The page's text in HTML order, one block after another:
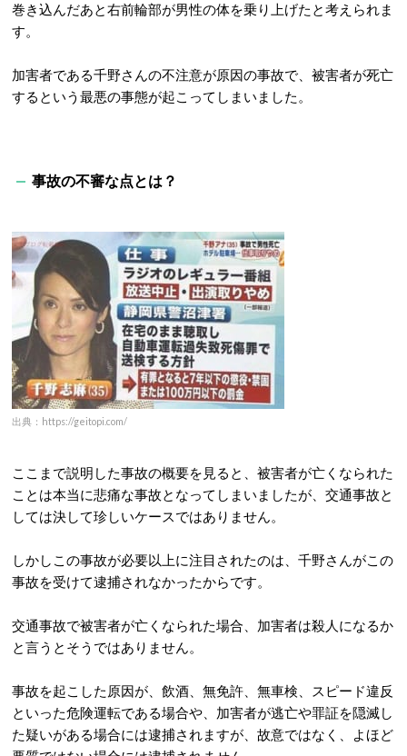
巻き込んだあと右前輪部が男性の体を乗り上げたと考えられま
す。
加害者である千野さんの不注意が原因の事故で、被害者が死亡
するという最悪の事態が起こってしまいました。
事故の不審な点とは？
出典：https://geitopi.com/
ここまで説明した事故の概要を見ると、被害者が亡くなられた
ことは本当に悲痛な事故となってしまいましたが、交通事故と
しては決して珍しいケースではありません。
しかしこの事故が必要以上に注目されたのは、千野さんがこの
事故を受けて逮捕されなかったからです。
交通事故で被害者が亡くなられた場合、加害者は殺人になるか
と言うとそうではありません。
事故を起こした原因が、飲酒、無免許、無車検、スピード違反
といった危険運転である場合や、加害者が逃亡や罪証を隠滅し
た疑いがある場合には逮捕されますが、故意ではなく、よほど